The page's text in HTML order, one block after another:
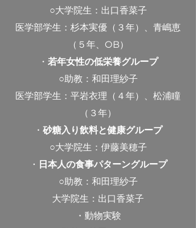
○大学院生：出口香菜子
医学部学生：杉本実優（３年）、青嶋恵
（５年、OB）
・ 若年女性の低栄養グループ
○助教：和田理紗子
​医学部学生：平岩衣理（４年）、松浦瞳
（３年）
・ 砂糖入り飲料と健康グループ
○大学院生：伊藤美穂子
・ 日本人の食事パターングループ
○助教：和田理紗子
大学院生：出口香菜子​
・動物実験